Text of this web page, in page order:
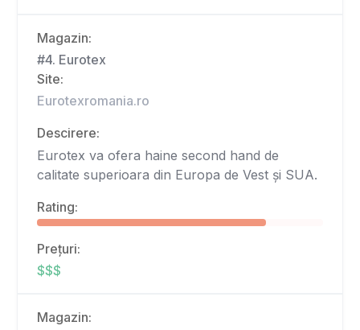
Magazin:
#4. Eurotex
Site:
Eurotexromania.ro
Descirere:
Eurotex va ofera haine second hand de
calitate superioara din Europa de Vest și SUA.
Rating:
Prețuri:
$$$
Magazin: